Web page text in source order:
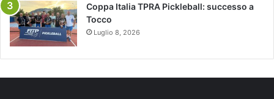
Coppa Italia TPRA Pickleball: successo a
Tocco
Luglio 8, 2026